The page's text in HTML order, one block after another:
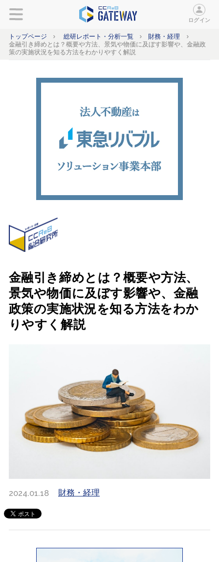
ログイン
トップページ 総研レポート・分析一覧
財務・経理
金融引き締めとは？概要や方法、景気や物価に及ぼす影響や、金融政
策の実施状況を知る方法をわかりやすく解説
金融引き締めとは？概要や方法、
景気や物価に及ぼす影響や、金融
政策の実施状況を知る方法をわか
りやすく解説
2024.01.18 財務・経理